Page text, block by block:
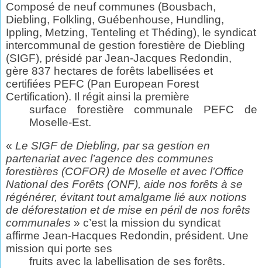
Composé de neuf communes (Bousbach,
Diebling, Folkling, Guébenhouse, Hundling,
Ippling, Metzing, Tenteling et Théding), le syndicat
intercommunal de gestion forestière de Diebling
(SIGF), présidé par Jean-Jacques Redondin,
gère 837 hectares de forêts labellisées et
certifiées PEFC (Pan European Forest
Certification). Il régit ainsi la première
surface forestière communale PEFC de
Moselle-Est.
«Le SIGF de Diebling, par sa gestion en
partenariat avec l’agence des communes
forestières (COFOR) de Moselle et avec l’Office
National des Forêts (ONF), aide nos forêts à se
régénérer, évitant tout amalgame lié aux notions
de déforestation et de mise en péril de nos forêts
communales » c’est la mission du syndicat
affirme Jean-Hacques Redondin, président. Une
mission qui porte ses
fruits avec la labellisation de ses forêts.